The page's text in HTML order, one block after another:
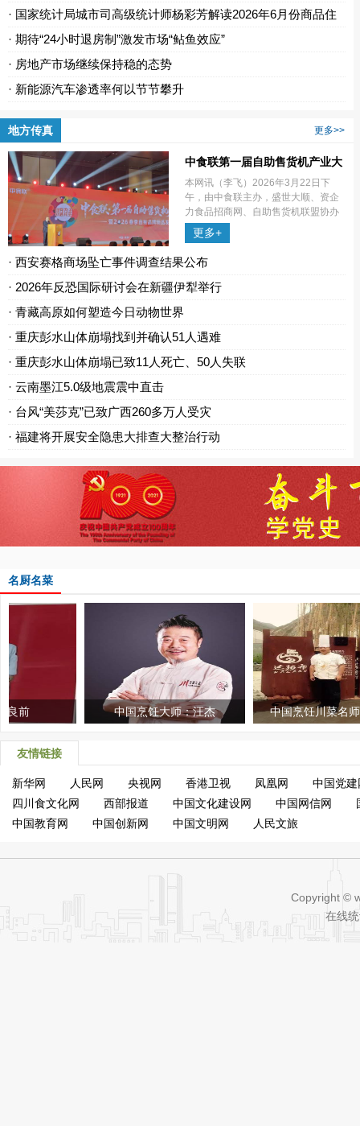
· 国家统计局城市司高级统计师杨彩芳解读2026年6月份商品住
宅...
· 期待“24小时退房制”激发市场“鲇鱼效应”
· 房地产市场继续保持稳的态势
· 新能源汽车渗透率何以节节攀升
地方传真 更多>>
中食联第一届自助售货机产业大
会在蓉举行
本网讯（李飞）2026年3月22日下
午，由中食联主办，盛世大顺、资企
力食品招商网、自助售货机联盟协办
的“中食联·第一届自助售货机产业大会
暨2026春季自有品牌新品发布会”在成
都空港会议中心隆重召开。大
更多+
· 西安赛格商场坠亡事件调查结果公布
· 2026年反恐国际研讨会在新疆伊犁举行
· 青藏高原如何塑造今日动物世界
· 重庆彭水山体崩塌找到并确认51人遇难
· 重庆彭水山体崩塌已致11人死亡、50人失联
· 云南墨江5.0级地震震中直击
· 台风“美莎克”已致广西260多万人受灾
· 福建将开展安全隐患大排查大整治行动
名厨名菜
中国烹饪大师：汪杰 中国烹饪川菜名师 廖立洪
友情链接
新华网 人民网 央视网 香港卫视 凤凰网
中国党建
四川食文化网
西部报道 中国文化建设网 中国网信网
中国教育网
中国创新网 中国文明网 人民文旅
Copyright ©
在线